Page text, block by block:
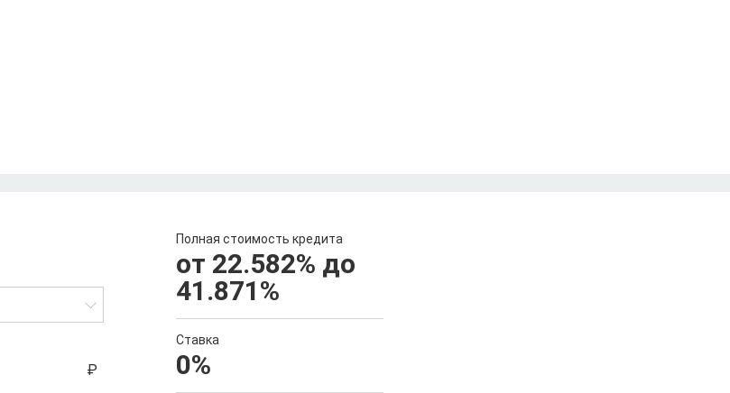
Полная стоимость кредита
от 22.582% до
41.871%
Ставка
0%